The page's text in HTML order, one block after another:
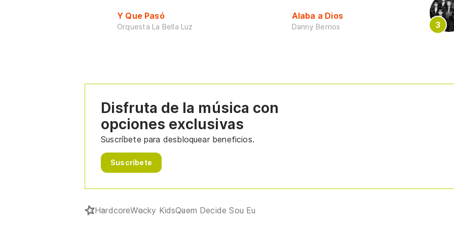
Y Que Pasó
Orquesta La Bella Luz
Alaba a Dios
Danny Berrios
Disfruta de la música con
opciones exclusivas
Suscríbete para desbloquear beneficios.
Suscríbete
HardcoreWacky KidsQuem Decide Sou Eu